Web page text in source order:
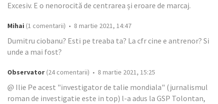
Excesiv. E o nenorocită de centrarea și eroare de marcaj.
Mihai (1 comentarii) • 8 martie 2021, 14:47
Dumitru ciobanu? Esti pe treaba ta? La cfr cine e antrenor? Si
unde a mai fost?
Observator (24 comentarii) • 8 martie 2021, 15:25
@ Ilie Pe acest "investigator de talie mondiala" (jurnalismul
roman de investigatie este in top) l-a adus la GSP Tolontan,